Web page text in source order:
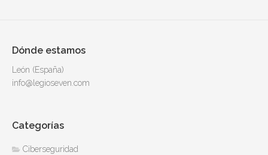
Dónde estamos
León (España)
info@legioseven.com
Categorías
Ciberseguridad